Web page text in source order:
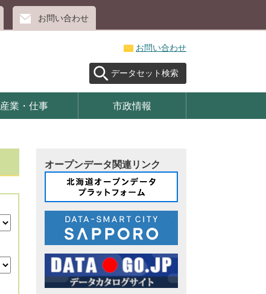
お問い合わせ
お問い合わせ
データセット検索
産業・仕事 市政情報
オープンデータ関連リンク